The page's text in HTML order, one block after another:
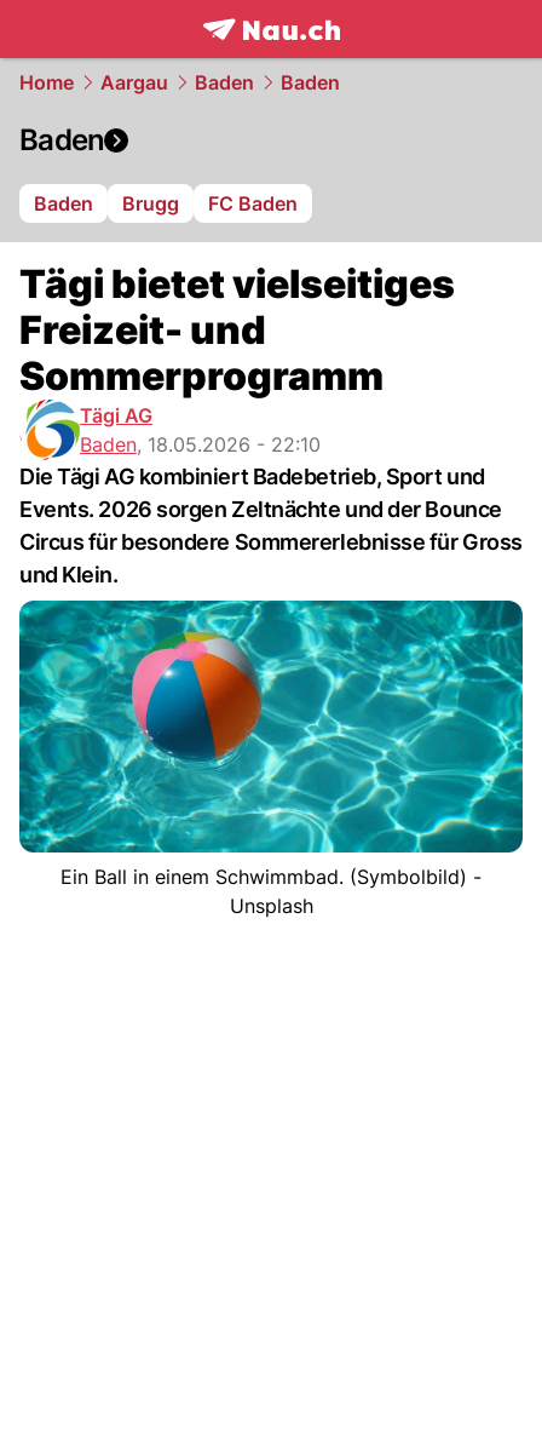
frontpage.NAU.ch
Home Aargau Baden Baden
Baden
Baden Brugg FC Baden
Tägi bietet vielseitiges
Freizeit- und
Sommerprogramm
Tägi AG
Baden, 18.05.2026 - 22:10
Die Tägi AG kombiniert Badebetrieb, Sport und
Events. 2026 sorgen Zeltnächte und der Bounce
Circus für besondere Sommererlebnisse für Gross
und Klein.
Ein Ball in einem Schwimmbad. (Symbolbild) -
Unsplash